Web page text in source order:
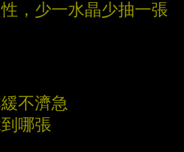
，少一水晶少抽一張
不濟急
哪張